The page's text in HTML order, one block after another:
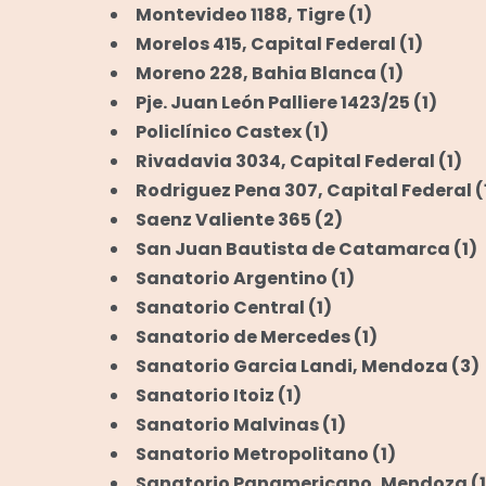
Montevideo 1188, Tigre(1)
Morelos 415, Capital Federal (1)
Moreno 228, Bahia Blanca (1)
Pje. Juan León Palliere 1423/25 (1)
Policlínico Castex(1)
Rivadavia 3034, Capital Federal (1)
Rodriguez Pena 307, Capital Federal
Saenz Valiente 365 (2)
San Juan Bautista de Catamarca (1)
Sanatorio Argentino (1)
Sanatorio Central (1)
Sanatorio de Mercedes(1)
Sanatorio Garcia Landi, Mendoza (3)
Sanatorio Itoiz (1)
Sanatorio Malvinas(1)
Sanatorio Metropolitano (1)